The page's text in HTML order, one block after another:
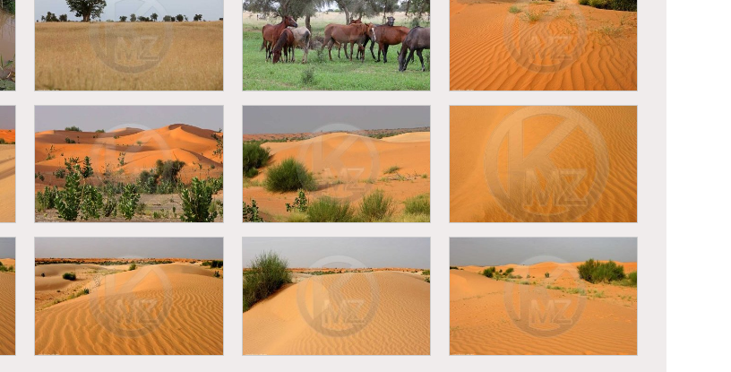
Orage et éclairs sur Dakar
Casamance - Saison des
pluies - Femme dans une
rizière
Casamance - Saison des
pluies - Femme dans une
rizière
Diéri - Baobab
Diéri - Chevaux en train de
paitre
Mauritanie - Désert
Mauritanien
Mauritanie - Désert
Mauritanien
Mauritanie - Désert
Mauritanien
Mauritanie - Désert
Mauritanien